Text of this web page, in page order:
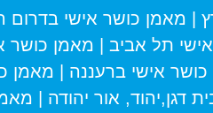
מאמן כושר אישי בדרום
תל אביב מאמן כושר
אישי ברעננה מאמן
דגן,יהוד, אור יהודה